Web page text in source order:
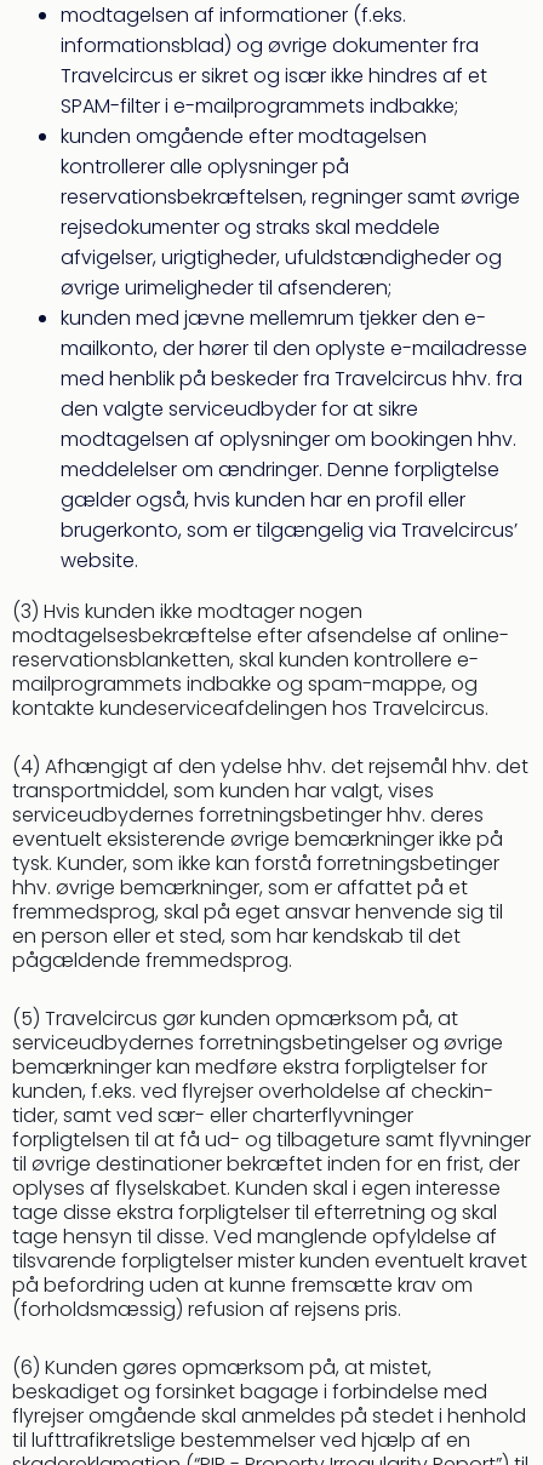
modtagelsen af informationer (f.eks.
informationsblad) og øvrige dokumenter fra
Travelcircus er sikret og især ikke hindres af et
SPAM-filter i e-mailprogrammets indbakke;
kunden omgående efter modtagelsen
kontrollerer alle oplysninger på
reservationsbekræftelsen, regninger samt øvrige
rejsedokumenter og straks skal meddele
afvigelser, urigtigheder, ufuldstændigheder og
øvrige urimeligheder til afsenderen;
kunden med jævne mellemrum tjekker den e-
mailkonto, der hører til den oplyste e-mailadresse
med henblik på beskeder fra Travelcircus hhv. fra
den valgte serviceudbyder for at sikre
modtagelsen af oplysninger om bookingen hhv.
meddelelser om ændringer. Denne forpligtelse
gælder også, hvis kunden har en profil eller
brugerkonto, som er tilgængelig via Travelcircus’
website.
(3) Hvis kunden ikke modtager nogen
modtagelsesbekræftelse efter afsendelse af online-
reservationsblanketten, skal kunden kontrollere e-
mailprogrammets indbakke og spam-mappe, og
kontakte kundeserviceafdelingen hos Travelcircus.
(4) Afhængigt af den ydelse hhv. det rejsemål hhv. det
transportmiddel, som kunden har valgt, vises
serviceudbydernes forretningsbetinger hhv. deres
eventuelt eksisterende øvrige bemærkninger ikke på
tysk. Kunder, som ikke kan forstå forretningsbetinger
hhv. øvrige bemærkninger, som er affattet på et
fremmedsprog, skal på eget ansvar henvende sig til
en person eller et sted, som har kendskab til det
pågældende fremmedsprog.
(5) Travelcircus gør kunden opmærksom på, at
serviceudbydernes forretningsbetingelser og øvrige
bemærkninger kan medføre ekstra forpligtelser for
kunden, f.eks. ved flyrejser overholdelse af checkin-
tider, samt ved sær- eller charterflyvninger
forpligtelsen til at få ud- og tilbageture samt flyvninger
til øvrige destinationer bekræftet inden for en frist, der
oplyses af flyselskabet. Kunden skal i egen interesse
tage disse ekstra forpligtelser til efterretning og skal
tage hensyn til disse. Ved manglende opfyldelse af
tilsvarende forpligtelser mister kunden eventuelt kravet
på befordring uden at kunne fremsætte krav om
(forholdsmæssig) refusion af rejsens pris.
(6) Kunden gøres opmærksom på, at mistet,
beskadiget og forsinket bagage i forbindelse med
flyrejser omgående skal anmeldes på stedet i henhold
til lufttrafikretslige bestemmelser ved hjælp af en